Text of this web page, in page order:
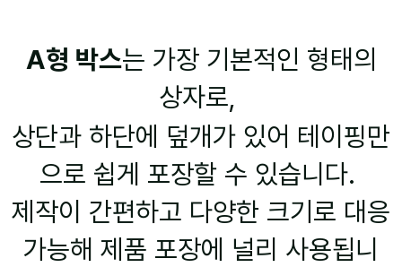
A형 박스는 가장 기본적인 형태의
상자로,
상단과 하단에 덮개가 있어 테이핑만
으로 쉽게 포장할 수 있습니다.
제작이 간편하고 다양한 크기로 대응
가능해 제품 포장에 널리 사용됩니